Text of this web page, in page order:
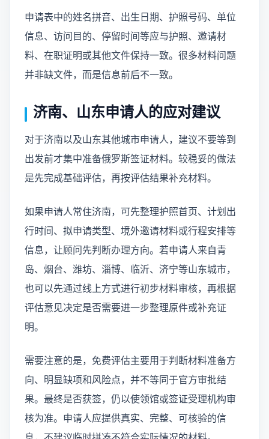
申请表中的姓名拼音、出生日期、护照号码、单位
信息、访问目的、停留时间等应与护照、邀请材
料、在职证明或其他文件保持一致。很多材料问题
并非缺文件，而是信息前后不一致。
济南、山东申请人的应对建议
对于济南以及山东其他城市申请人，建议不要等到
出发前才集中准备俄罗斯签证材料。较稳妥的做法
是先完成基础评估，再按评估结果补充材料。
如果申请人常住济南，可先整理护照首页、计划出
行时间、拟申请类型、境外邀请材料或行程安排等
信息，让顾问先判断办理方向。若申请人来自青
岛、烟台、潍坊、淄博、临沂、济宁等山东城市，
也可以先通过线上方式进行初步材料审核，再根据
评估意见决定是否需要进一步整理原件或补充证
明。
需要注意的是，免费评估主要用于判断材料准备方
向、明显缺项和风险点，并不等同于官方审批结
果。最终是否获签，仍以使领馆或签证受理机构审
核为准。申请人应提供真实、完整、可核验的信